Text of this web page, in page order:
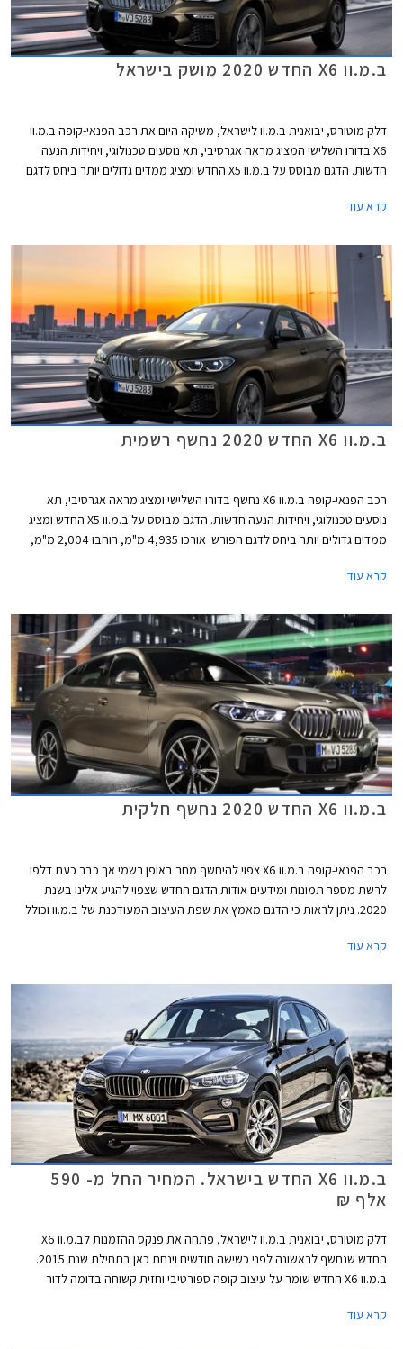
ב.מ.וו X6 החדש 2020 מושק בישראל
דלק מוטורס, יבואנית ב.מ.וו לישראל, משיקה היום את רכב הפנאי-קופה ב.מ.וו
X6 בדורו השלישי המציג מראה אגרסיבי, תא נוסעים טכנולוגי, ויחידות הנעה
חדשות. הדגם מבוסס על ב.מ.וו X5 החדש ומציג ממדים גדולים יותר ביחס לדגם
קרא עוד
ב.מ.וו X6 החדש 2020 נחשף רשמית
רכב הפנאי-קופה ב.מ.וו X6 נחשף בדורו השלישי ומציג מראה אגרסיבי, תא
נוסעים טכנולוגי, ויחידות הנעה חדשות. הדגם מבוסס על ב.מ.וו X5 החדש ומציג
ממדים גדולים יותר ביחס לדגם הפורש. אורכו 4,935 מ"מ, רוחבו 2,004 מ"מ,
ליטרים או 1,530 ליטרים בקיפול המושבים האחוריים.
קרא עוד
ב.מ.וו X6 החדש 2020 נחשף חלקית
רכב הפנאי-קופה ב.מ.וו X6 צפוי להיחשף מחר באופן רשמי אך כבר כעת דלפו
לרשת מספר תמונות ומידעים אודות הדגם החדש שצפוי להגיע אלינו בשנת
2020. ניתן לראות כי הדגם מאמץ את שפת העיצוב המעודכנת של ב.מ.וו וכולל
לזהות גופי תאורה צרים המעצימים את אפקט הרוחב ומעליהם ספוילר אחורי
הגלגלים ובכתפיים.
קרא עוד
ב.מ.וו X6 החדש בישראל. המחיר החל מ- 590
אלף ₪
דלק מוטורס, יבואנית ב.מ.וו לישראל, פתחה את פנקס ההזמנות לב.מ.וו X6
החדש שנחשף לראשונה לפני כשישה חודשים וינחת כאן בתחילת שנת 2015.
ב.מ.וו X6 החדש שומר על עיצוב קופה ספורטיבי וחזית קשוחה בדומה לדור
רכבים שנמכרו בעולם ומעל 500 רכבים שנמכרו בישראל.
קרא עוד